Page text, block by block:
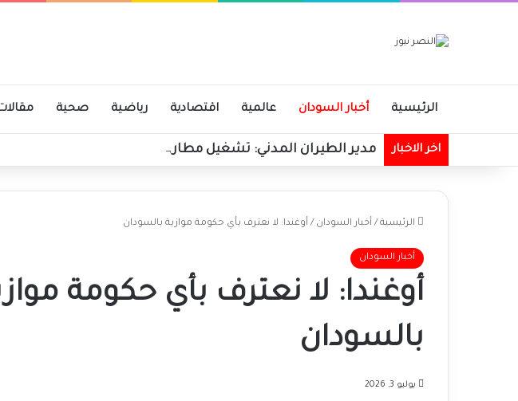
الرئيسية أخبار السودان عالمية اقتصادية رياضية صحية
اخر الاخبار مدير الطيران المدني: تشغيل مطاري بورتسودان والخرطوم على مدار 24 ساعة
الرئيسية / أخبار السودان / أوغندا: لا نعترف بأي حكومة موازية بالسودان
أخبار السودان
أوغندا: لا نعترف بأي حكومة
بالسودان
يوليو 3, 2026